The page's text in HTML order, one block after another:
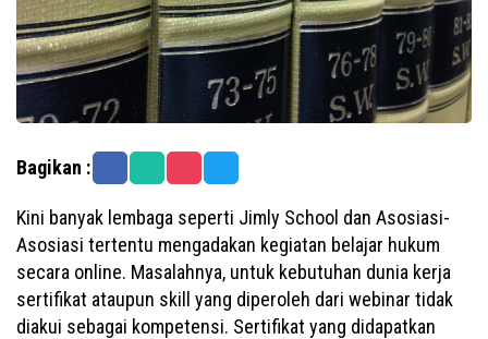
Bagikan :
Kini banyak lembaga seperti Jimly School dan Asosiasi-
Asosiasi tertentu mengadakan kegiatan belajar hukum
secara online. Masalahnya, untuk kebutuhan dunia kerja
sertifikat ataupun skill yang diperoleh dari webinar tidak
diakui sebagai kompetensi. Sertifikat yang didapatkan